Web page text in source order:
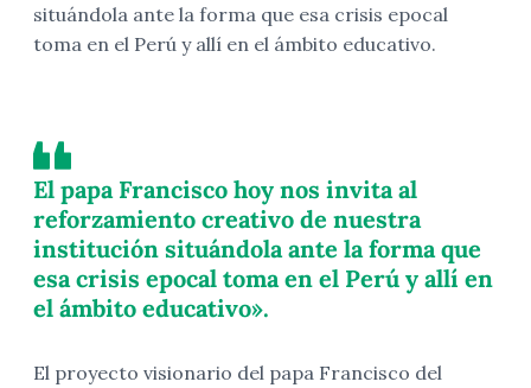
situándola ante la forma que esa crisis epocal
toma en el Perú y allí en el ámbito educativo.
El papa Francisco hoy nos invita al
reforzamiento creativo de nuestra
institución situándola ante la forma que
esa crisis epocal toma en el Perú y allí en
el ámbito educativo».
El proyecto visionario del papa Francisco del